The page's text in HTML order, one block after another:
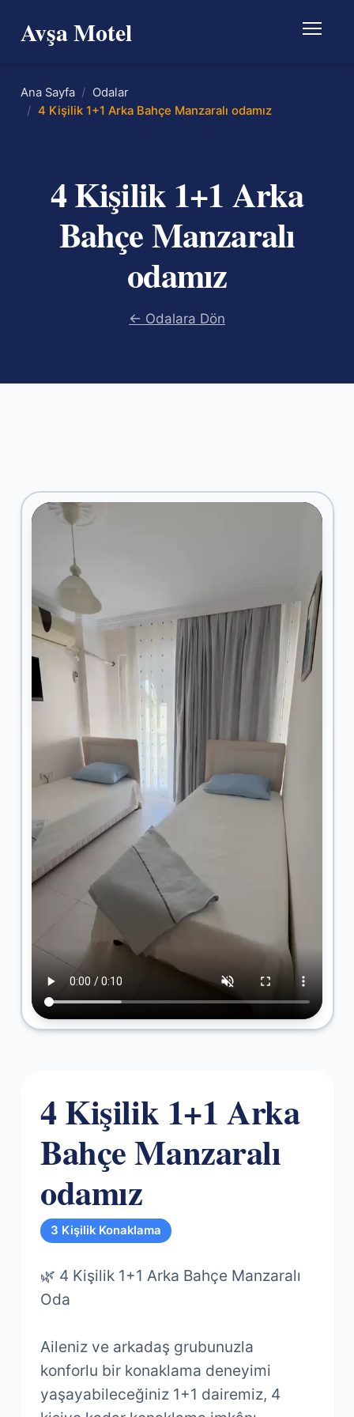
Avşa Motel
Ana Sayfa
Odalar
4 Kişilik 1+1 Arka Bahçe Manzaralı odamız
4 Kişilik 1+1 Arka
Bahçe Manzaralı
odamız
← Odalara Dön
4 Kişilik 1+1 Arka
Bahçe Manzaralı
odamız
3 Kişilik Konaklama
🌿 4 Kişilik 1+1 Arka Bahçe Manzaralı
Oda
Aileniz ve arkadaş grubunuzla
konforlu bir konaklama deneyimi
yaşayabileceğiniz 1+1 dairemiz, 4